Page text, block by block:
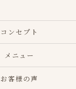
コンセプト
メニュー
お客様の声